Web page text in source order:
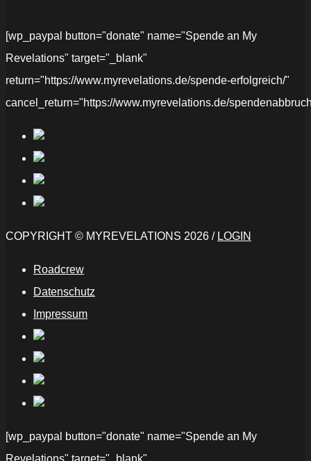
[wp_paypal button="donate" name="Spende an My
Revelations" target="_blank"
return="https://www.myrevelations.de/spende-erfolgreich/"
cancel_return="https://www.myrevelations.de/
COPYRIGHT © MYREVELATIONS 2026 / LOGIN
Roadcrew
Datenschutz
Impressum
[wp_paypal button="donate" name="Spende an My